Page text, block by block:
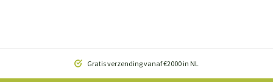
Gratis verzending vanaf €2000 in NL